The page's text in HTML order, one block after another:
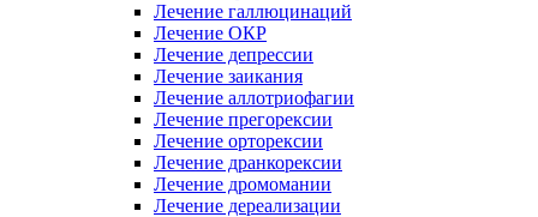
Лечение галлюцинаций
Лечение ОКР
Лечение депрессии
Лечение заикания
Лечение аллотриофагии
Лечение прегорексии
Лечение орторексии
Лечение дранкорексии
Лечение дромомании
Лечение дереализации